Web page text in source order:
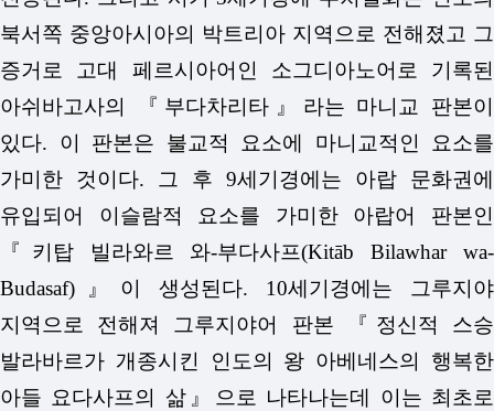
북서쪽 중앙아시아의 박트리아 지역으로 전해졌고 그
증거로 고대 페르시아어인 소그디아노어로 기록된
아쉬바고사의 『부다차리타』라는 마니교 판본이
있다. 이 판본은 불교적 요소에 마니교적인 요소를
가미한 것이다. 그 후 9세기경에는 아랍 문화권에
유입되어 이슬람적 요소를 가미한 아랍어 판본인
『키탑 빌라와르 와-부다사프(Kitāb Bilawhar wa-
Budasaf)』이 생성된다. 10세기경에는 그루지야
지역으로 전해져 그루지야어 판본 『정신적 스승
발라바르가 개종시킨 인도의 왕 아베네스의 행복한
아들 요다사프의 삶』으로 나타나는데 이는 최초로